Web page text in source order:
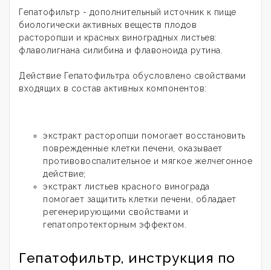
Гепатофильтр - дополнительный источник к пище
биологически активных веществ плодов
расторопши и красных виноградных листьев:
флаволигнана силибина и флавоноида рутина.
Действие Гепатофильтра обусловлено свойствами
входящих в состав активных компонентов:
экстракт расторопши помогает восстановить
поврежденные клетки печени, оказывает
противовоспалительное и мягкое желчегонное
действие;
экстракт листьев красного винограда
помогает защитить клетки печени, обладает
регенерирующими свойствами и
гепатопротекторным эффектом.
Гепатофильтр, инструкция по